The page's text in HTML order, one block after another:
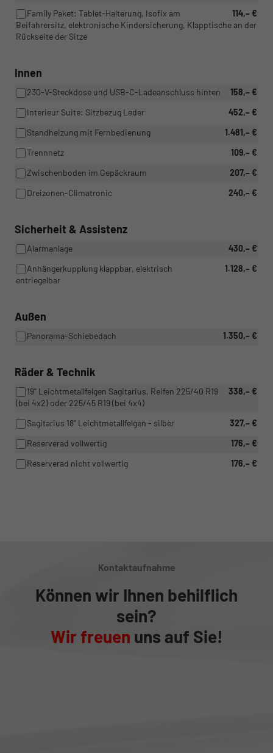
114,– €
Family Paket: Tablet-Halterung, Isofix am
Beifahrersitz, elektronische Kindersicherung, Klapptische an der
Rückseite der Sitze
Innen
158,– €
230-V-Steckdose und USB-C-Ladeanschluss hinten
452,– €
Interieur Suite: Sitzbezug Leder
1.481,– €
Standheizung mit Fernbedienung
109,– €
Trennnetz
207,– €
Zwischenboden im Gepäckraum
240,– €
Dreizonen-Climatronic
Sicherheit & Assistenz
430,– €
Alarmanlage
1.128,– €
Anhängerkupplung klappbar, elektrisch
entriegelbar
Außen
1.350,– €
Panorama-Schiebedach
Räder & Technik
338,– €
19" Leichtmetallfelgen Sagitarius, Reifen 225/40 R19
(bei 4x2) oder 225/45 R19 (bei 4x4)
327,– €
Sagitarius 18" Leichtmetallfelgen - silber
176,– €
Reserverad vollwertig
176,– €
Reserverad nicht vollwertig
Kontaktaufnahme
Können wir Ihnen behilflich
sein?
Wir freuen uns auf Sie!